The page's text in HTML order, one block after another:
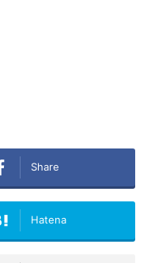
Share
Hatena